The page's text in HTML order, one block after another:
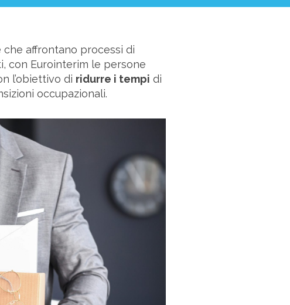
affrontano processi di
con Eurointerim le persone
l’obiettivo di ridurre i tempi di
occupazionali.